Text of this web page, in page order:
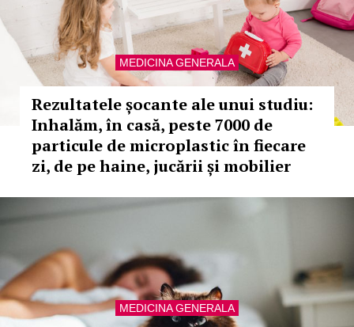
MEDICINA GENERALA
Rezultatele șocante ale unui studiu:
Inhalăm, în casă, peste 7000 de
particule de microplastic în fiecare
zi, de pe haine, jucării și mobilier
MEDICINA GENERALA